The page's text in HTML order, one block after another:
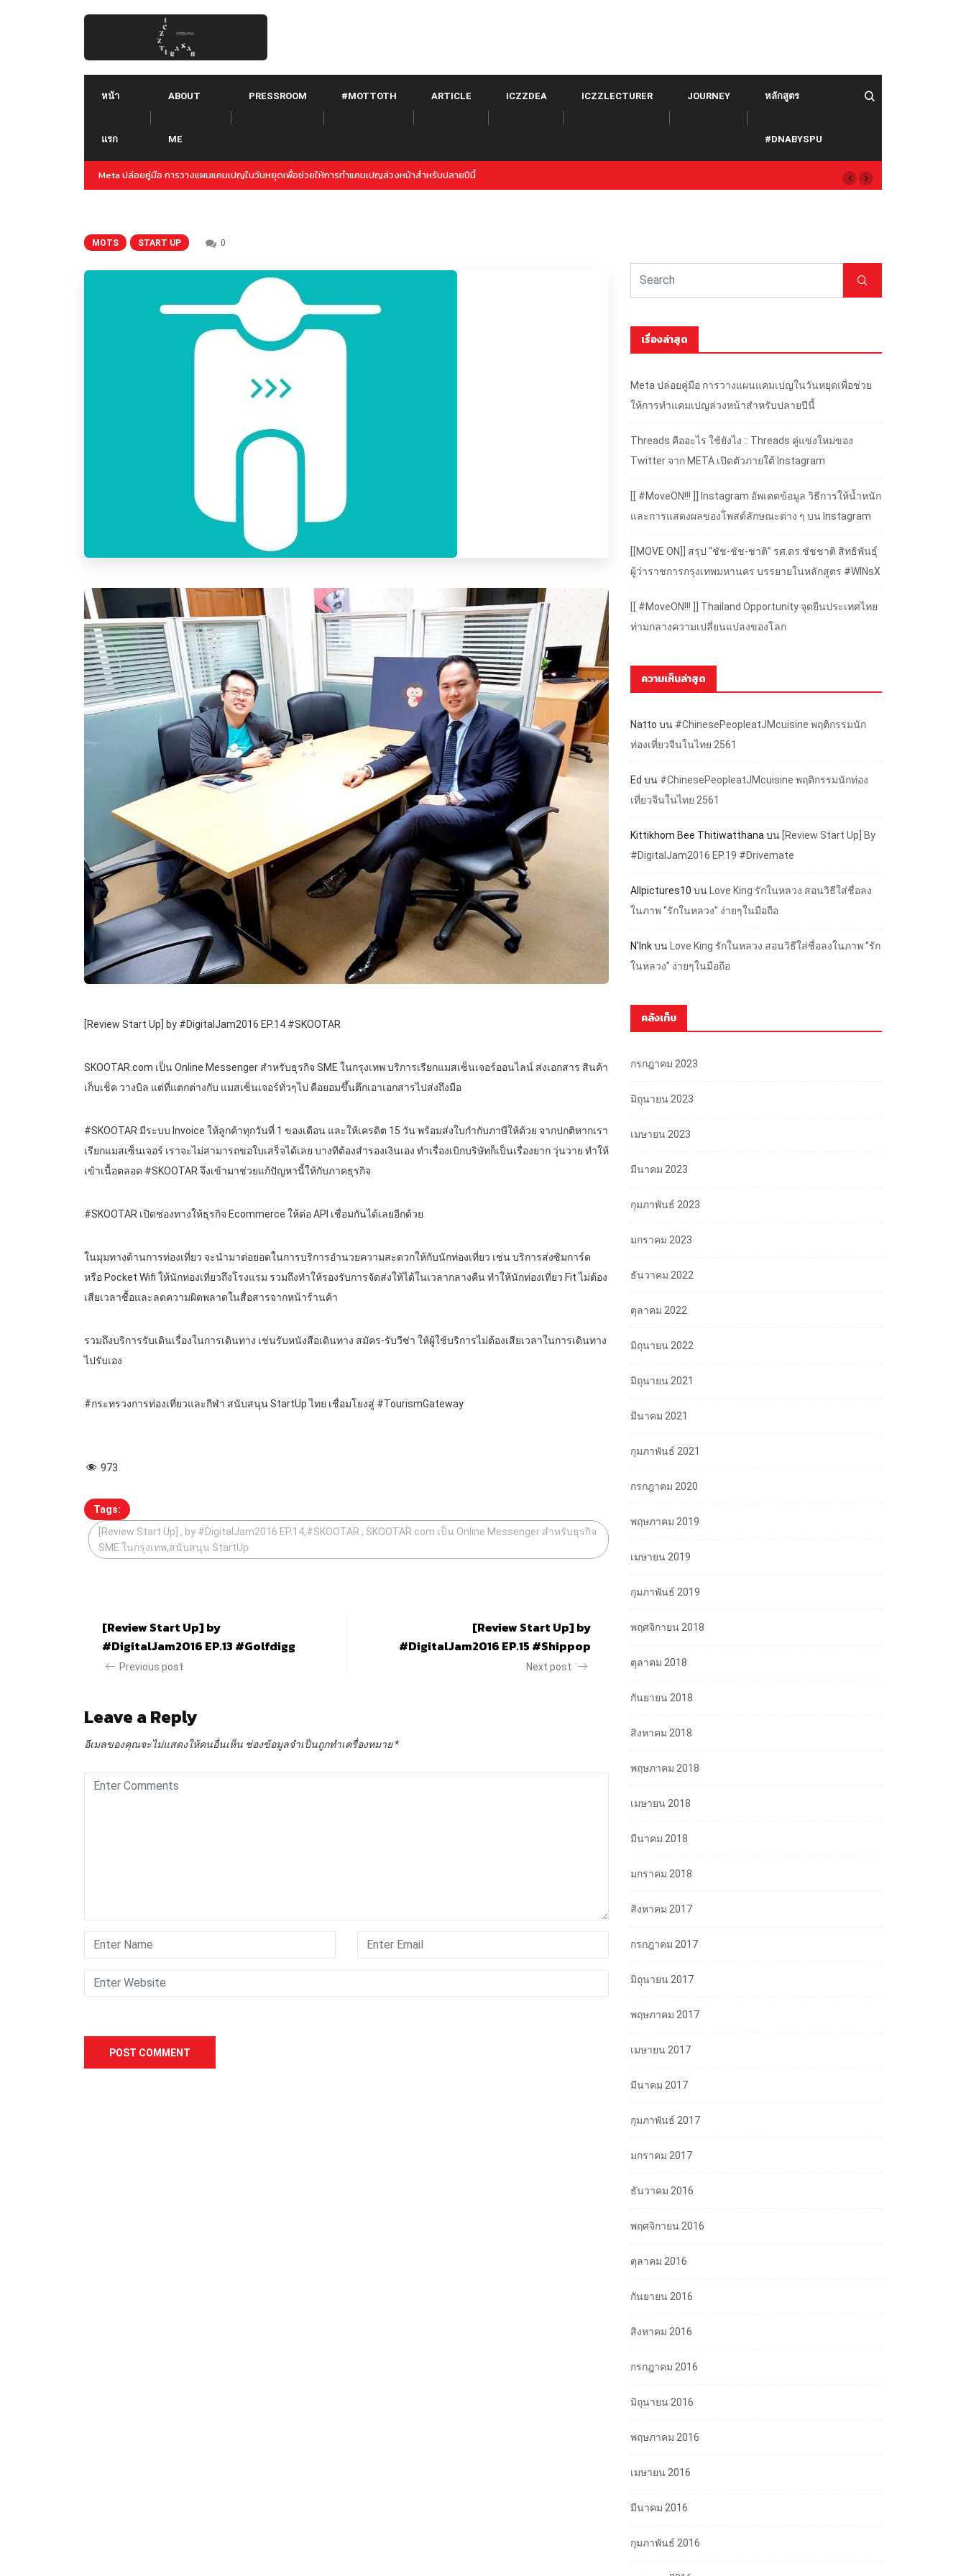
หน้า
แรก
ABOUT
ME
PRESSROOM #MOTTOTH ARTICLE ICZZDEA ICZZLECTURER JOURNEY หลักสูตร
#DNABYSPU
Threads คืออะไร ใช้ยังไง :: Threads คู่แข่งใหม่ของ Twitter จาก META เปิดตัวภายใต้ Instagram
MOTS START UP 0
[Review Start Up] by #DigitalJam2016 EP.14 #SKOOTAR
SKOOTAR.com เป็น Online Messenger สำหรับธุรกิจ SME ในกรุงเทพ บริการเรียกแมสเซ็นเจอร์ออนไลน์ ส่งเอกสาร สินค้า
เก็บเช็ค วางบิล แต่ที่แตกต่างกับ แมสเซ็นเจอร์ทั่วๆไป คือยอมขึ้นตึกเอาเอกสารไปส่งถึงมือ
#SKOOTAR มีระบบ Invoice ให้ลูกค้าทุกวันที่ 1 ของเดือน และให้เครดิต 15 วัน พร้อมส่งใบกำกับภาษีให้ด้วย จากปกติหากเรา
เรียกแมสเซ็นเจอร์ เราจะไม่สามารถขอใบเสร็จได้เลย บางทีต้องสำรองเงินเอง ทำเรื่องเบิกบริษัทก็เป็นเรื่องยาก วุ่นวาย ทำให้
เข้าเนื้อตลอด #SKOOTAR จึงเข้ามาช่วยแก้ปัญหานี้ให้กับภาคธุรกิจ
#SKOOTAR เปิดช่องทางให้ธุรกิจ Ecommerce ให้ต่อ API เชื่อมกันได้เลยอีกด้วย
ในมุมทางด้านการท่องเที่ยว จะนำมาต่อยอดในการบริการอำนวยความสะดวกให้กับนักท่องเที่ยว เช่น บริการส่งซิมการ์ด
หรือ Pocket Wifi ให้นักท่องเที่ยวถึงโรงแรม รวมถึงทำให้รองรับการจัดส่งให้ได้ในเวลากลางคืน ทำให้นักท่องเที่ยว Fit ไม่ต้อง
เสียเวลาซื้อและลดความผิดพลาดในสื่อสารจากหน้าร้านค้า
รวมถึงบริการรับเดินเรื่องในการเดินทาง เช่นรับหนังสือเดินทาง สมัคร-รับวีซ่า ให้ผู้ใช้บริการไม่ต้องเสียเวลาในการเดินทาง
ไปรับเอง
#กระทรวงการท่องเที่ยวและกีฬา สนับสนุน StartUp ไทย เชื่อมโยงสู่ #TourismGateway
973
Tags:
[Review Start Up] , by #DigitalJam2016 EP.14,#SKOOTAR , SKOOTAR.com เป็น Online Messenger สำหรับธุรกิจ
SME ในกรุงเทพ,สนับสนุน StartUp
[Review Start Up] by
#DigitalJam2016 EP.13 #Golfdigg
Previous post
[Review Start Up] by
#DigitalJam2016 EP.15 #Shippop
Next post
Leave a Reply
อีเมลของคุณจะไม่แสดงให้คนอื่นเห็น ช่องข้อมูลจำเป็นถูกทำเครื่องหมาย*
เรื่องล่าสุด
Meta ปล่อยคู่มือ การวางแผนแคมเปญในวันหยุดเพื่อช่วย
ให้การทำแคมเปญล่วงหน้าสำหรับปลายปีนี้
Threads คืออะไร ใช้ยังไง :: Threads คู่แข่งใหม่ของ
Twitter จาก META เปิดตัวภายใต้ Instagram
[[ #MoveON!!! ]] Instagram อัพเดตข้อมูล วิธีการให้น้ำหนัก
และการแสดงผลของโพสต์ลักษณะต่าง ๆ บน Instagram
[[MOVE ON]] สรุป “ชัช-ชัช-ชาติ” รศ.ดร.ชัชชาติ สิทธิพันธุ์
ผู้ว่าราชการกรุงเทพมหานคร บรรยายในหลักสูตร #WINsX
[[ #MoveON!!! ]] Thailand Opportunity จุดยืนประเทศไทย
ท่ามกลางความเปลี่ยนแปลงของโลก
ความเห็นล่าสุด
Natto บน #ChinesePeopleatJMcuisine พฤติกรรมนัก
ท่องเที่ยวจีนในไทย 2561
Ed บน #ChinesePeopleatJMcuisine พฤติกรรมนักท่อง
เที่ยวจีนในไทย 2561
Kittikhom Bee Thitiwatthana บน [Review Start Up] By
#DigitalJam2016 EP.19 #Drivemate
Allpictures10 บนLove King รักในหลวง สอนวิธีใส่ชื่อลง
ในภาพ “รักในหลวง” ง่ายๆในมือถือ
N'InkบนLove King รักในหลวง สอนวิธีใส่ชื่อลงในภาพ “รัก
ในหลวง” ง่ายๆในมือถือ
คลังเก็บ
กรกฎาคม 2023
มิถุนายน 2023
เมษายน 2023
มีนาคม 2023
กุมภาพันธ์ 2023
มกราคม 2023
ธันวาคม 2022
ตุลาคม 2022
มิถุนายน 2022
มิถุนายน 2021
มีนาคม 2021
กุมภาพันธ์ 2021
กรกฎาคม 2020
พฤษภาคม 2019
เมษายน 2019
กุมภาพันธ์ 2019
พฤศจิกายน 2018
ตุลาคม 2018
กันยายน 2018
สิงหาคม 2018
พฤษภาคม 2018
เมษายน 2018
มีนาคม 2018
มกราคม 2018
สิงหาคม 2017
กรกฎาคม 2017
มิถุนายน 2017
พฤษภาคม 2017
เมษายน 2017
มีนาคม 2017
กุมภาพันธ์ 2017
มกราคม 2017
ธันวาคม 2016
พฤศจิกายน 2016
ตุลาคม 2016
กันยายน 2016
สิงหาคม 2016
กรกฎาคม 2016
มิถุนายน 2016
พฤษภาคม 2016
เมษายน 2016
มีนาคม 2016
กุมภาพันธ์ 2016